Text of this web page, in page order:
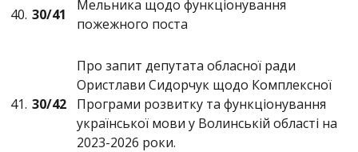
40. 30/41
Мельника щодо функціонування
пожежного поста
41. 30/42
Про запит депутата обласної ради
Ористлави Сидорчук щодо Комплексної
Програми розвитку та функціонування
української мови у Волинській області на
2023-2026 роки.